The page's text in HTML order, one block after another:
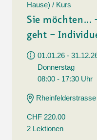
Hause) / Kurs
Sie möchten...
geht –
01.01.26 -
Donnerstag
08:00 - 17:30 Uhr
CHF 220.00
2 Lektionen